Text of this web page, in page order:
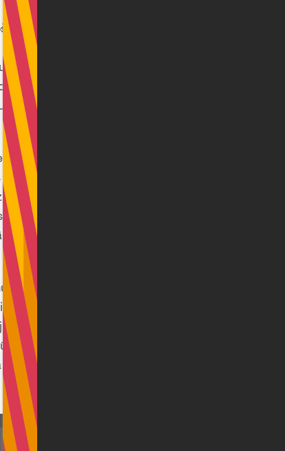
saviem
uzņēmumi ir
nozīmē
paredz vēl
Proti,
ka ir veicis
faktiskas un
ar minimālu
pusē,
nav gatavs
sadarbības
un gribat
ar mūsu
sniegšana
uzņēmums